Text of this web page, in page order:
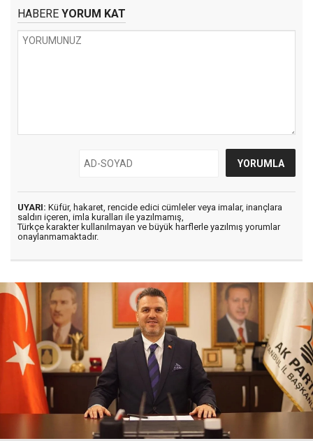
HABERE YORUM KAT
UYARI: Küfür, hakaret, rencide edici cümleler veya imalar, inançlara
saldırı içeren, imla kuralları ile yazılmamış,
Türkçe karakter kullanılmayan ve büyük harflerle yazılmış yorumlar
onaylanmamaktadır.